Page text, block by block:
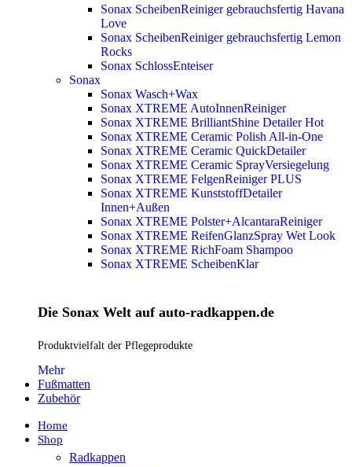
Sonax ScheibenReiniger gebrauchsfertig Havana
Love
Sonax ScheibenReiniger gebrauchsfertig Lemon
Rocks
Sonax SchlossEnteiser
Sonax
Sonax Wasch+Wax
Sonax XTREME AutoInnenReiniger
Sonax XTREME BrilliantShine DetailerHot
Sonax XTREME Ceramic Polish All-in-One
Sonax XTREME Ceramic QuickDetailer
Sonax XTREME Ceramic SprayVersiegelung
Sonax XTREME FelgenReiniger PLUS
Sonax XTREME KunststoffDetailer
Innen+Außen
Sonax XTREME Polster+AlcantaraReiniger
Sonax XTREME ReifenGlanzSpray Wet Look
Sonax XTREME RichFoam Shampoo
Sonax XTREME ScheibenKlar
Die Sonax Welt auf auto-radkappen.de
Produktvielfalt der Pflegeprodukte
Mehr
Fußmatten
Zubehör
Home
Shop
Radkappen